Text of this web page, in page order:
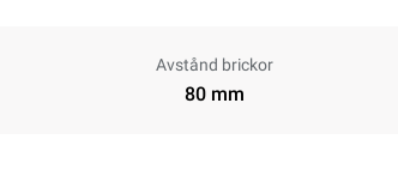
Avstånd brickor
80 mm